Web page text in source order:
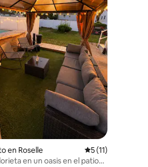
de 5, 26 reseñas
en Roselle Calificación
5 (11)
en un oasis en el patio